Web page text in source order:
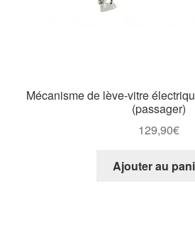
Mécanisme de lève-vitre
(passager)
129,90€
Ajouter au